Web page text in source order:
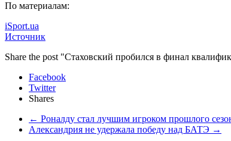
По материалам:
iSport.ua
Источник
Share the post "Стаховский пробился в финал
Facebook
Twitter
Shares
← Роналду стал лучшим игроком прошлого
Александрия не удержала победу над БАТЭ →